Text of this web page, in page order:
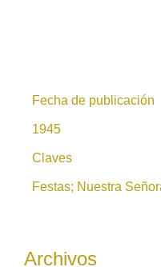
Fecha de publicación
1945
Claves
Festas; Nuestra
Archivos